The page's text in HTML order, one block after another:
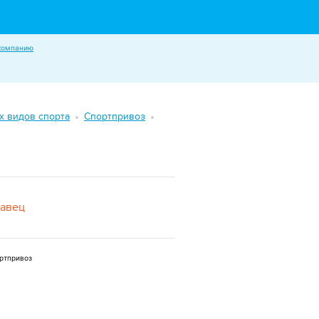
видов спорта
Спортпривоз